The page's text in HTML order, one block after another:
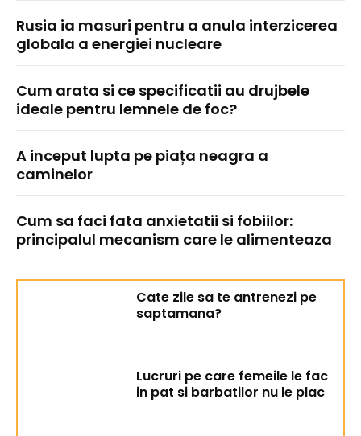
Rusia ia masuri pentru a anula interzicerea
globala a energiei nucleare
Cum arata si ce specificatii au drujbele
ideale pentru lemnele de foc?
A inceput lupta pe piața neagra a
caminelor
Cum sa faci fata anxietatii si fobiilor:
principalul mecanism care le alimenteaza
Cate zile sa te antrenezi pe
saptamana?
Lucruri pe care femeile le fac
in pat si barbatilor nu le plac